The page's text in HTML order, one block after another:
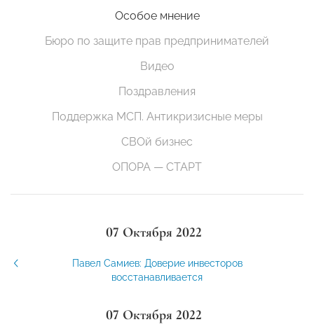
Особое мнение
Бюро по защите прав предпринимателей
Видео
Поздравления
Поддержка МСП. Антикризисные меры
СВОй бизнес
ОПОРА — СТАРТ
07 Октября 2022
Павел Самиев: Доверие инвесторов
восстанавливается
07 Октября 2022